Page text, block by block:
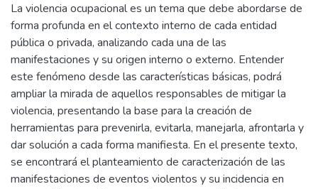
La violencia ocupacional es un tema que debe abordarse de
forma profunda en el contexto interno de cada entidad
pública o privada, analizando cada una de las
manifestaciones y su origen interno o externo. Entender
este fenómeno desde las características básicas, podrá
ampliar la mirada de aquellos responsables de mitigar la
violencia, presentando la base para la creación de
herramientas para prevenirla, evitarla, manejarla, afrontarla y
dar solución a cada forma manifiesta. En el presente texto,
se encontrará el planteamiento de caracterización de las
manifestaciones de eventos violentos y su incidencia en